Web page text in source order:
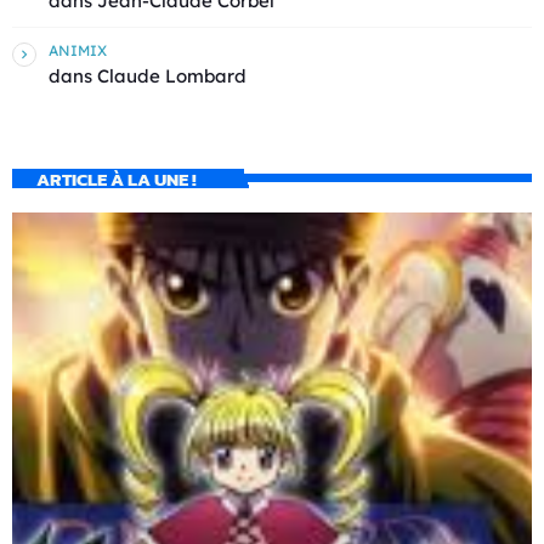
ANIMIX
dans Claude Lombard
ARTICLE À LA UNE !